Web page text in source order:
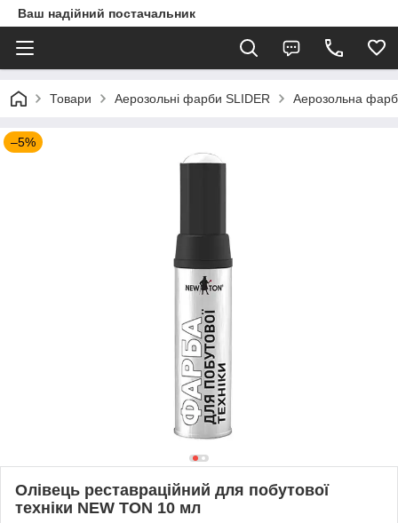
Ваш надійний постачальник
Товари Аерозольні фарби SLIDER Аерозольна
–5%
Олівець реставраційний для побутової
техніки NEW TON 10 мл